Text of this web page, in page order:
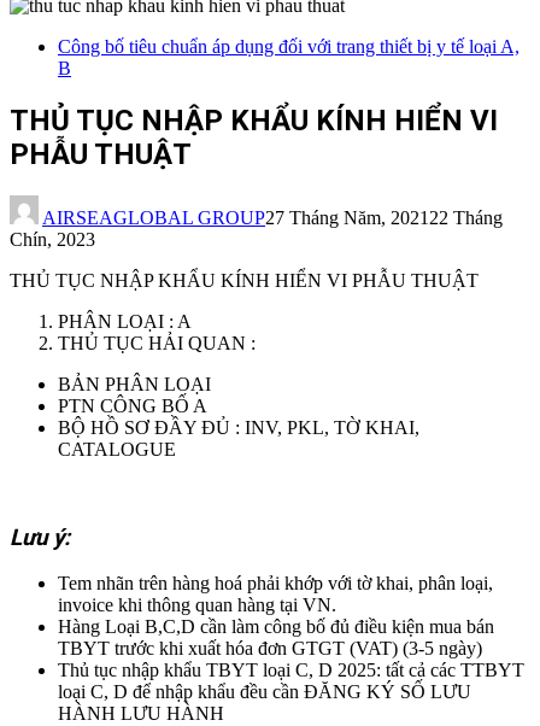
Công bố tiêu chuẩn áp dụng đối với trang thiết bị y tế loại A,
B
THỦ TỤC NHẬP KHẨU KÍNH HIỂN VI
PHẪU THUẬT
AIRSEAGLOBAL GROUP27 Tháng Năm, 2021 22 Tháng
Chín, 2023
THỦ TỤC NHẬP KHẨU KÍNH HIỂN VI PHẪU THUẬT
PHÂN LOẠI : A
THỦ TỤC HẢI QUAN :
BẢN PHÂN LOẠI
PTN CÔNG BỐ A
BỘ HỒ SƠ ĐẦY ĐỦ : INV, PKL, TỜ KHAI,
CATALOGUE
Lưu ý:
Tem nhãn trên hàng hoá phải khớp với tờ khai, phân loại,
invoice khi thông quan hàng tại VN.
Hàng Loại B,C,D cần làm công bố đủ điều kiện mua bán
TBYT trước khi xuất hóa đơn GTGT (VAT) (3-5 ngày)
Thủ tục nhập khẩu TBYT loại C, D 2025: tất cả các TTBYT
loại C, D để nhập khẩu đều cần ĐĂNG KÝ SỐ LƯU
HÀNH LƯU HÀNH